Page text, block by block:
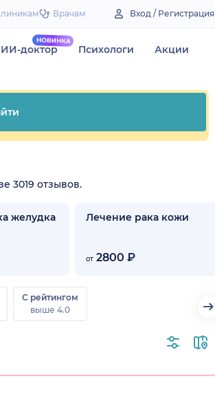
Врачам Вход / Регистрация
ИИ-доктор Психологи Акции
3019 отзывов.
желудка Лечение рака кожи
от2800 ₽
С рейтингом
выше 4.0